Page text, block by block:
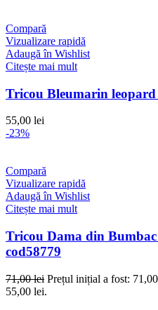
Compară
Vizualizare rapidă
Adaugă în Wishlist
Citește mai mult
Tricou Bleumarin
55,00 lei
-23%
Compară
Vizualizare rapidă
Adaugă în Wishlist
Citește mai mult
Tricou Dama din
cod58779
71,00lei Prețul inițial a fost:
55,00 lei.